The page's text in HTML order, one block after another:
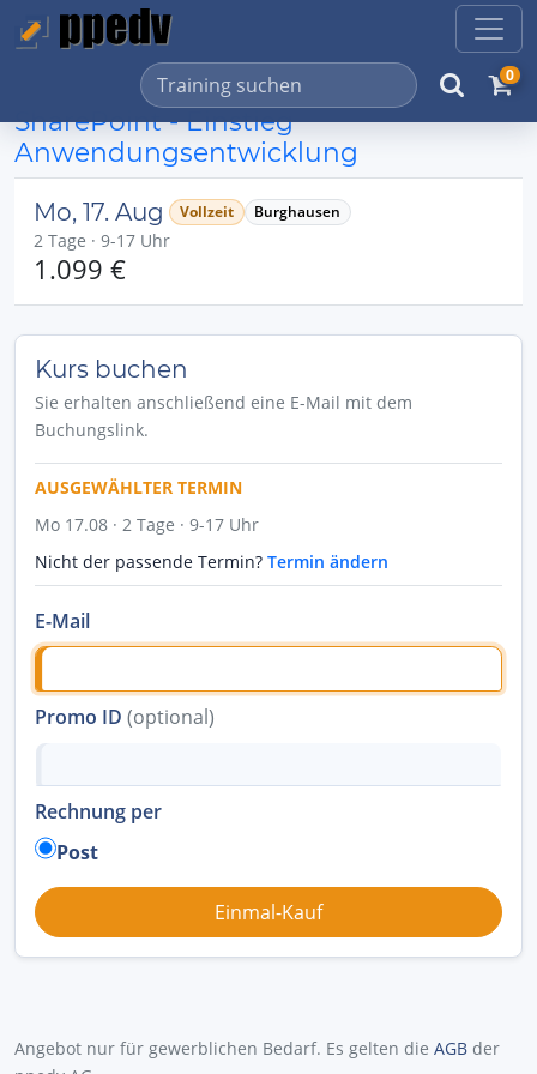
0
SharePoint - Einstieg
Anwendungsentwicklung
Mo, 17. Aug Vollzeit Burghausen
2 Tage · 9-17 Uhr
1.099 €
Kurs buchen
Sie erhalten anschließend eine E-Mail mit dem
Buchungslink.
AUSGEWÄHLTER TERMIN
Mo 17.08 · 2 Tage · 9-17 Uhr
Nicht der passende Termin? Termin ändern
E-Mail
Promo ID (optional)
Rechnung per
Post
Angebot nur für gewerblichen Bedarf. Es gelten die AGB der